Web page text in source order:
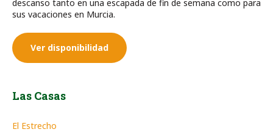
descanso tanto en una escapada de fin de semana como para
sus vacaciones en Murcia.
Ver disponibilidad
Las Casas
El Estrecho